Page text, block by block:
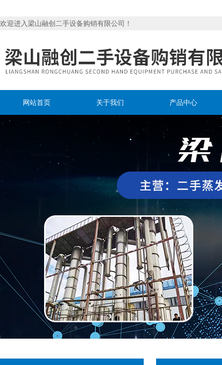
欢迎进入梁山融创二手设备购销有限公司！
网站首页 关于我们 产品中心